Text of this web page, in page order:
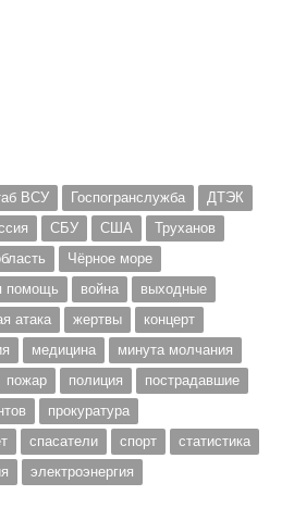
ВСУ Госпогранслужба
ДТЭК
СБУ США
Труханов
Чёрное море
помощь война
выходные
атака жертвы
концерт
медицина
минута молчания
пожар полиция
пострадавшие
прокуратура
спасатели спорт
статистика
электроэнергия